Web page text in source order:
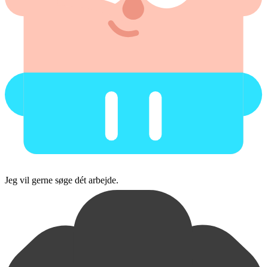
Jeg vil gerne søge dét arbejde.